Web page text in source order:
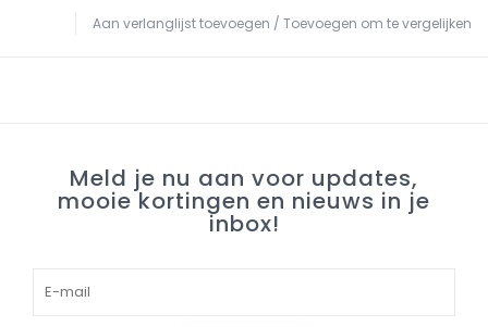
Aan verlanglijst toevoegen / Toevoegen om te vergelijken
Meld je nu aan voor updates,
mooie kortingen en nieuws in je
inbox!